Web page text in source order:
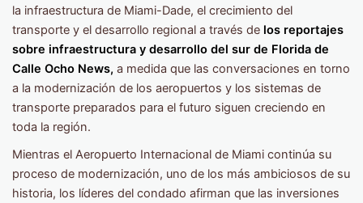
la infraestructura de Miami-Dade, el crecimiento del
transporte y el desarrollo regional a través de los reportajes
sobre infraestructura y desarrollo del sur de Florida de
Calle Ocho News, a medida que las conversaciones en torno
a la modernización de los aeropuertos y los sistemas de
transporte preparados para el futuro siguen creciendo en
toda la región.
Mientras el Aeropuerto Internacional de Miami continúa su
proceso de modernización, uno de los más ambiciosos de su
historia, los líderes del condado afirman que las inversiones